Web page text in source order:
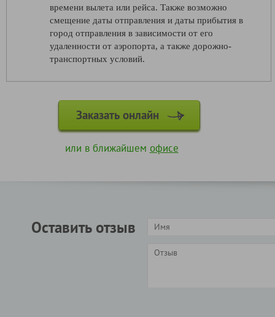
времени вылета или рейса. Также возможно
смещение даты отправления и даты прибытия в
город отправления в зависимости от его
удаленности от аэропорта, а также дорожно-
транспортных условий.
Заказать онлайн
или в ближайшем офисе
Оставить отзыв